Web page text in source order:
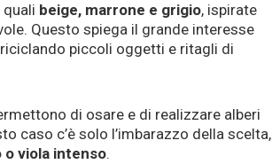
beige, marrone e grigio, ispirate
Questo spiega il grande interesse
piccoli oggetti e ritagli di
di osare e di realizzare alberi
caso c’è solo l’imbarazzo della scelta,
o viola intenso.